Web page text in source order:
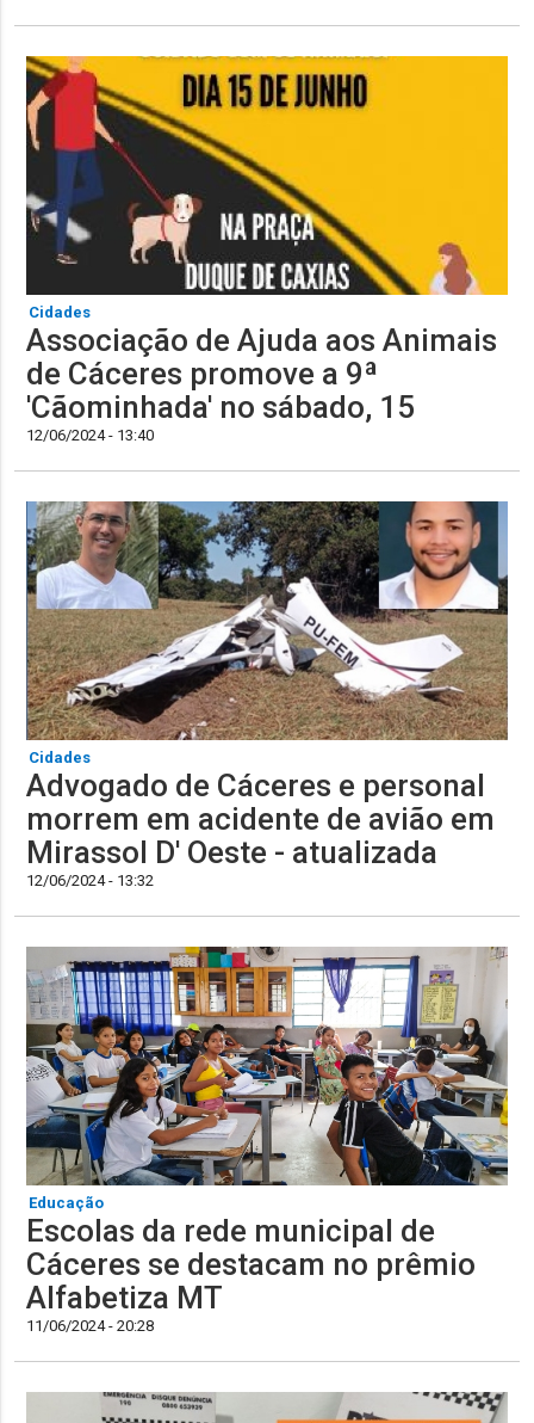
Cidades
​Associação de Ajuda aos Animais
de Cáceres promove a 9ª
'Cãominhada' no sábado, 15
12/06/2024 - 13:40
Cidades
Advogado de Cáceres e personal
morrem em acidente de avião em
Mirassol D' Oeste - atualizada
12/06/2024 - 13:32
Educação
Escolas da rede municipal de
Cáceres se destacam no prêmio
Alfabetiza MT
11/06/2024 - 20:28